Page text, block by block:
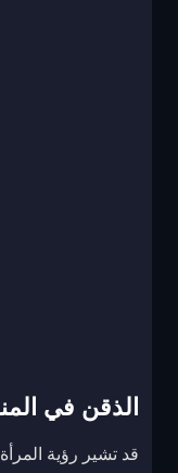
الذقن في
قد تشير رؤية